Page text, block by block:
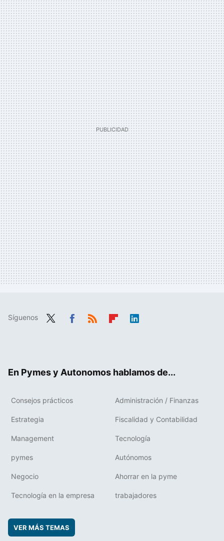
Síguenos
En Pymes y Autonomos hablamos de...
Consejos prácticos Administración / Finanzas
Estrategia Fiscalidad y Contabilidad
Management Tecnología
pymes Autónomos
Negocio Ahorrar en la pyme
Tecnología en la empresa trabajadores
VER MÁS TEMAS